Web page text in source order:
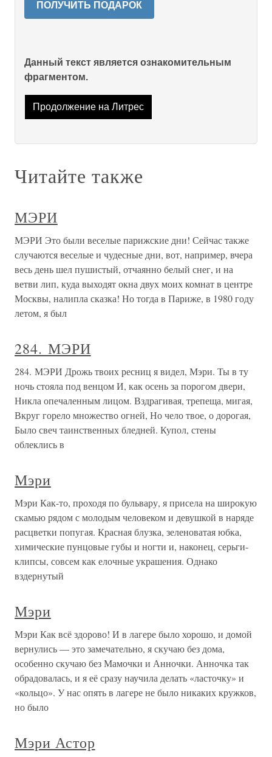
ПОЛУЧИТЬ ПОДАРОК
Данный текст является ознакомительным
фрагментом.
Продолжение на Литрес
Читайте также
МЭРИ
МЭРИ Это были веселые парижские дни! Сейчас также
случаются веселые и чудесные дни, вот, например, вчера
весь день шел пушистый, отчаянно белый снег, и на
ветви лип, куда выходят окна двух моих комнат в центре
Москвы, налипла сказка! Но тогда в Париже, в 1980 году
летом, я был
284. МЭРИ
284. МЭРИ Дрожь твоих ресниц я видел, Мэри. Ты в ту
ночь стояла под венцом И, как осень за порогом двери,
Никла опечаленным лицом. Вздрагивая, трепеща, мигая,
Вкруг горело множество огней, Но чело твое, о дорогая,
Было свеч таинственных бледней. Купол, стены
облеклись в
Мэри
Мэри Как-то, проходя по бульвару, я присела на широкую
скамью рядом с молодым человеком и девушкой в наряде
расцветки попугая. Красная блузка, зеленоватая юбка,
химические пунцовые губы и ногти и, наконец, серьги-
клипсы, совсем как елочные украшения. Однако
вздернутый
Мэри
Мэри Как всё здорово! И в лагере было хорошо, и домой
вернулись — это замечательно, я скучаю без дома,
особенно скучаю без Мамочки и Анночки. Анночка так
обрадовалась, и я её сразу научила делать «ласточку» и
«кольцо». У нас опять в лагере не было никаких кружков,
но было
Мэри Астор